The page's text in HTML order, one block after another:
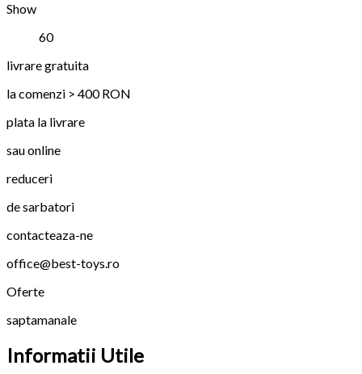
Show
60
livrare gratuita
la comenzi > 400 RON
plata la livrare
sau online
reduceri
de sarbatori
contacteaza-ne
office@best-toys.ro
Oferte
saptamanale
Informatii Utile